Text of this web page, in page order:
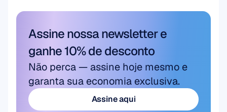
Assine nossa newsletter e
ganhe 10% de desconto
Não perca — assine hoje mesmo e
garanta sua economia exclusiva.
Assine aqui